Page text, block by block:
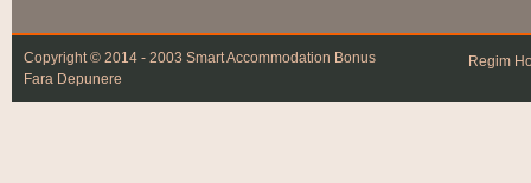
Copyright © 2014 - 2003 Smart Accommodation Bonus
Fara Depunere
Regim